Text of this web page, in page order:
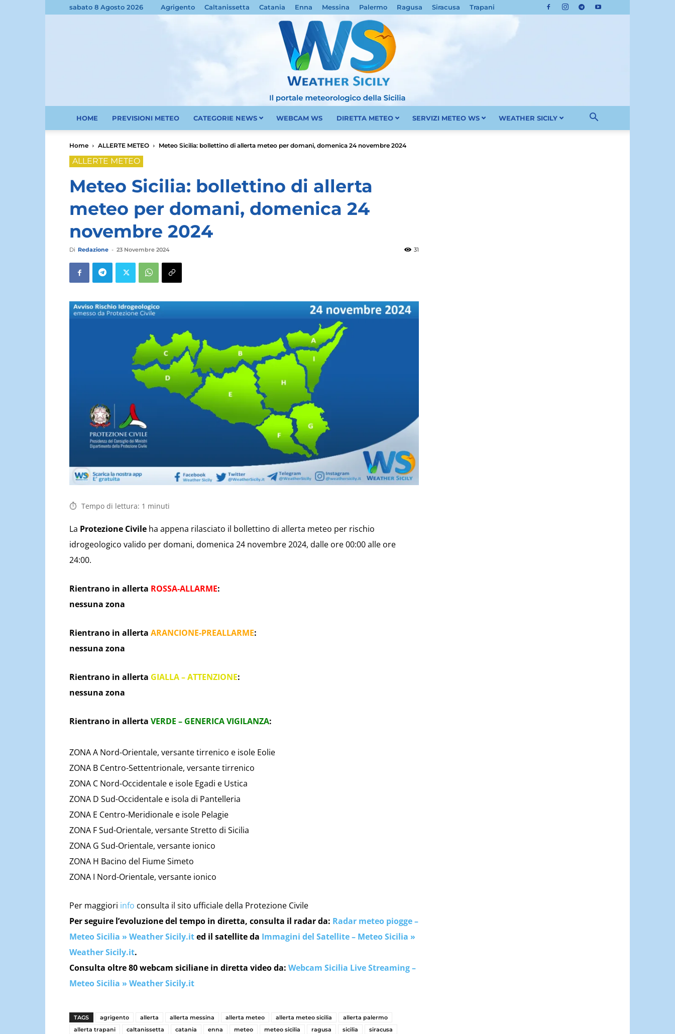
sabato 8 Agosto 2026 Agrigento Caltanissetta Catania Enna Messina Palermo Ragusa Siracusa Trapani
Sicilia
Weather
HOME PREVISIONI METEO CATEGORIE NEWS WEBCAM WS DIRETTA METEO SERVIZI METEO WS WEATHER SICILY
Home ALLERTE METEO Meteo Sicilia: bollettino di allerta meteo per domani, domenica 24 novembre 2024
ALLERTE METEO
Meteo Sicilia: bollettino di allerta
meteo per domani, domenica 24
novembre 2024
Di Redazione - 23 Novembre 2024 31
Tempo di lettura: 1 minuti
La Protezione Civile ha appena rilasciato il bollettino di allerta meteo per rischio
idrogeologico valido per domani, domenica 24 novembre 2024, dalle ore 00:00 alle ore
24:00.
Rientrano in allerta ROSSA-ALLARME:
nessuna zona
Rientrano in allerta ARANCIONE-PREALLARME:
nessuna zona
Rientrano in allerta GIALLA – ATTENZIONE:
nessuna zona
Rientrano in allerta VERDE – GENERICA VIGILANZA:
ZONA A Nord-Orientale, versante tirrenico e isole Eolie
ZONA B Centro-Settentrionale, versante tirrenico
ZONA C Nord-Occidentale e isole Egadi e Ustica
ZONA D Sud-Occidentale e isola di Pantelleria
ZONA E Centro-Meridionale e isole Pelagie
ZONA F Sud-Orientale, versante Stretto di Sicilia
ZONA G Sud-Orientale, versante ionico
ZONA H Bacino del Fiume Simeto
ZONA I Nord-Orientale, versante ionico
Per maggiori info consulta il sito ufficiale della Protezione Civile
Per seguire l’evoluzione del tempo in diretta, consulta il radar da: Radar meteo piogge –
Meteo Sicilia » Weather Sicily.ited il satellite da Immagini del Satellite – Meteo Sicilia »
Weather Sicily.it.
Consulta oltre 80 webcam siciliane in diretta video da: Webcam Sicilia Live Streaming –
Meteo Sicilia » Weather Sicily.it
TAGS agrigento allerta allerta messina allerta meteo allerta meteo sicilia
allerta palermo
allerta trapani
caltanissetta catania enna meteo meteo sicilia ragusa sicilia siracusa